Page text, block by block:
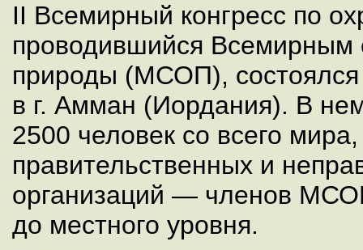
II Всемирный конгресс по
проводившийся
природы (МСОП), состоялся
в г. Амман (Иордания). В
2500 человек со всего
правительственных и
организаций — членов
до местного уровня.